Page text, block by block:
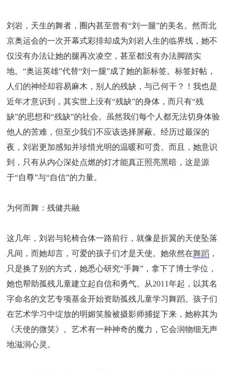
刘岩，天生的舞者，圈内甚至曾有“刘一腿”的美名。然而北
京奥运会的一次开幕式彩排却成为刘岩人生的临界线，她不
仅没有办法让她的腿再次凌空，甚至都没有办法脚踏实
地。“奥运英雄”代替“刘一腿”成了她的新标签。标签好帖，
人们的神经却容易麻木，别人的残缺，与己何干？！我也是
近年才意识到，其实世上没有“残缺”的身体，而只有“残
缺”的思想和“残缺”的社会。虽然我们每个人都无法切身体验
他人的苦难，但至少我们不应该选择屏蔽。经历过最深的
夜，刘岩更加感知并珍惜光明的温暖和可贵。而且，她意识
到，只有从内心深处点燃的灯才能真正照亮黑暗，这是源
于“自尊”与“自信”的力量。
为何而舞：残健共融
这几年，刘岩与轮椅合体一路前行，就像是折翼的天使坠落
凡间，而她却言，可爱的孩子们才是天使。她依然在舞蹈 ，
只是换了别的方式，她悉心研究“手舞”，拿下了博士学位，
她也帮助孤残儿童建立起自信和勇气。从2011年起，以其名
字命名的文艺专项基金开始资助孤残儿童学习舞蹈。孩子们
在艺术学习中绽放的明媚笑脸被摄影师捕捉下来，她称其为
《天使的微笑》。艺术有一种神奇的魔力，它会润物细无声
地滋润心灵。